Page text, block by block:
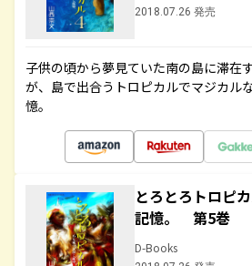
2018.07.26 発売
子供の頃から夢見ていた南の島に滞在
が、島で出合うトロピカルでマジカル
憶。
とろとろトロピ
記憶。 第5巻
D-Books